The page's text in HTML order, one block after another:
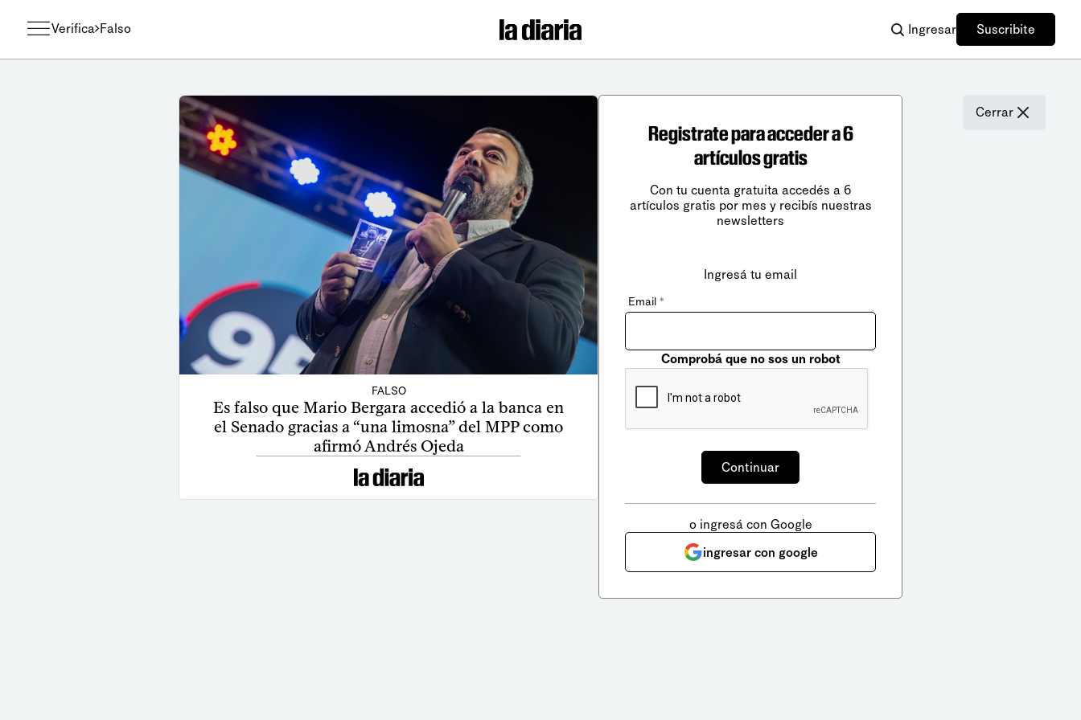
Verifica Falso Ingresar Suscribite
FALSO
Es falso que Mario Bergara accedió a la banca en
el Senado gracias a “una limosna” del MPP como
afirmó Andrés Ojeda
Cerrar
Registrate para acceder a 6
artículos gratis
Con tu cuenta gratuita accedés a 6
artículos gratis por mes y recibís nuestras
newsletters
Ingresá tu email
Email *
Comprobá que no sos un robot
o ingresá con Google
ingresar con google